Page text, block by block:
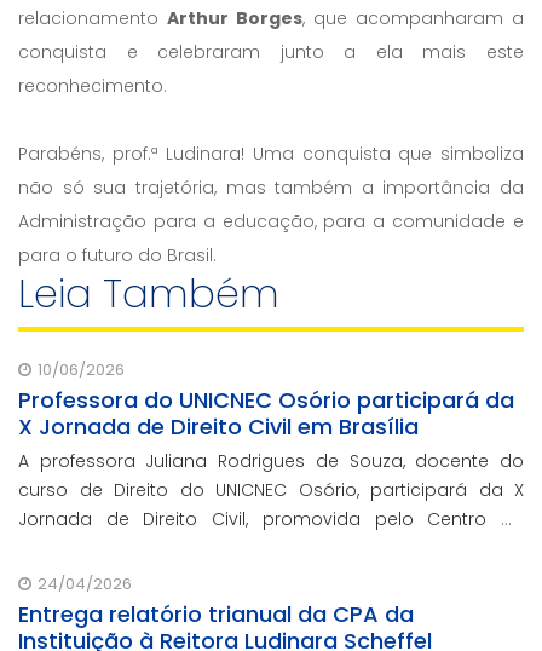
relacionamento Arthur Borges, que acompanharam a
conquista e celebraram junto a ela mais este
reconhecimento.
Parabéns, prof.ª Ludinara! Uma conquista que simboliza
não só sua trajetória, mas também a importância da
Administração para a educação, para a comunidade e
para o futuro do Brasil.
Leia Também
10/06/2026
Professora do UNICNEC Osório participará da
X Jornada de Direito Civil em Brasília
A professora Juliana Rodrigues de Souza, docente do
curso de Direito do UNICNEC Osório, participará da X
Jornada de Direito Civil, promovida pelo Centro de
(CEJ/CJF), nos dias 15 e 16 de junho, em Br
24/04/2026
Entrega relatório trianual da CPA da
Instituição à Reitora Ludinara Scheffel